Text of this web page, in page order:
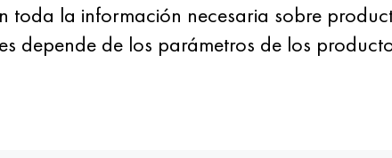
toda la información necesaria sobre
depende de los parámetros de los